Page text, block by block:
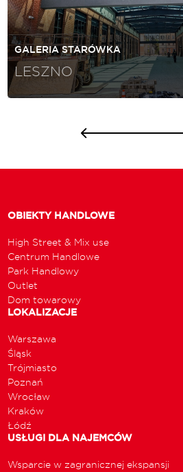
GALERIA STARÓWKA
LESZNO
OBIEKTY HANDLOWE
High Street & Mix use
Centrum Handlowe
Park Handlowy
Outlet
Dom towarowy
LOKALIZACJE
Warszawa
Śląsk
Trójmiasto
Poznań
Wrocław
Kraków
Łódź
USŁUGI DLA NAJEMCÓW
Wsparcie w zagranicznej ekspansji